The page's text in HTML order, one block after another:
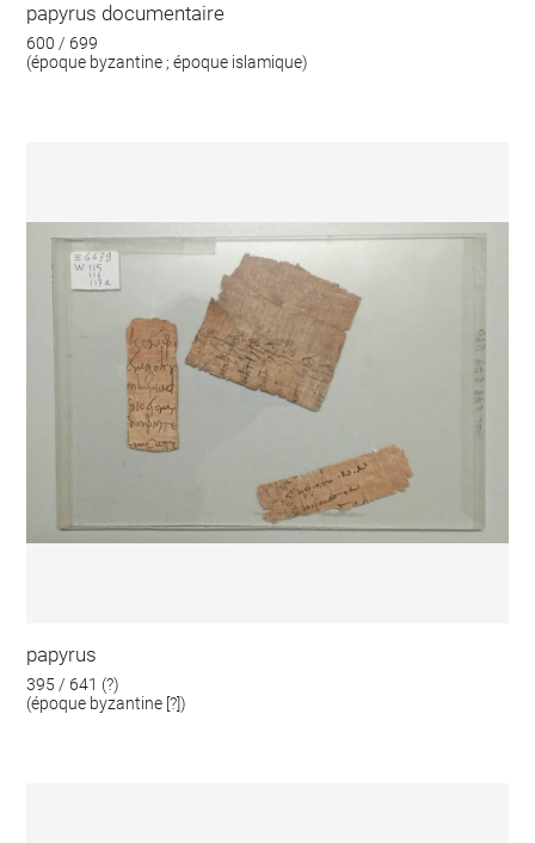
papyrus documentaire
600 / 699
(époque byzantine ; époque islamique)
papyrus
395 / 641 (?)
(époque byzantine [?])